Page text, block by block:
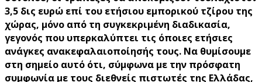
3,5 δις ευρώ επί του ετήσιου εμπορικού τζίρου της
χώρας, μόνο από τη συγκεκριμένη διαδικασία,
γεγονός που υπερκαλύπτει τις όποιες ετήσιες
ανάγκες ανακεφαλαιοποίησής τους. Να θυμίσουμε
στη σημείο αυτό ότι, σύμφωνα με την πρόσφατη
συμφωνία με τους διεθνείς πιστωτές της Ελλάδας,